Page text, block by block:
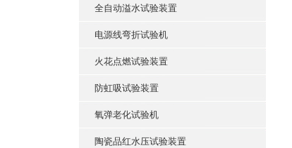
全自动溢水试验装置
电源线弯折试验机
火花点燃试验装置
防虹吸试验装置
氧弹老化试验机
陶瓷品红水压试验装置